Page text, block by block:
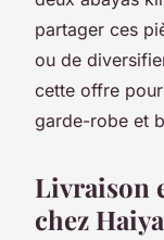
partager ces
ou de
cette offre
garde-robe et
Livraison
chez Haiya